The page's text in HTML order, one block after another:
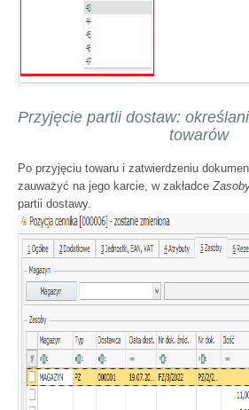
Przyjęcie partii dostaw:
towarów
Po przyjęciu towaru i zatwierdzeniu
zauważyć na jego karcie, w zakładce
partii dostawy.